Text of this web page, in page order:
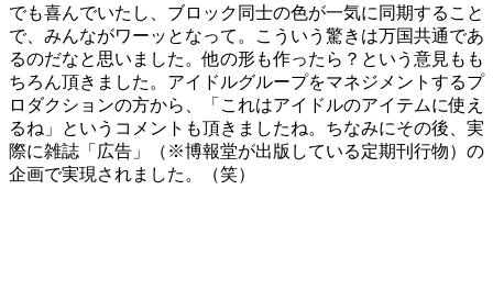
でも喜んでいたし、ブロック同士の色が一気に同期すること
で、みんながワーッとなって。こういう驚きは万国共通であ
るのだなと思いました。他の形も作ったら？という意見もも
ちろん頂きました。アイドルグループをマネジメントするプ
ロダクションの方から、「これはアイドルのアイテムに使え
るね」というコメントも頂きましたね。ちなみにその後、実
際に雑誌「広告」（※博報堂が出版している定期刊行物）の
企画で実現されました。（笑）